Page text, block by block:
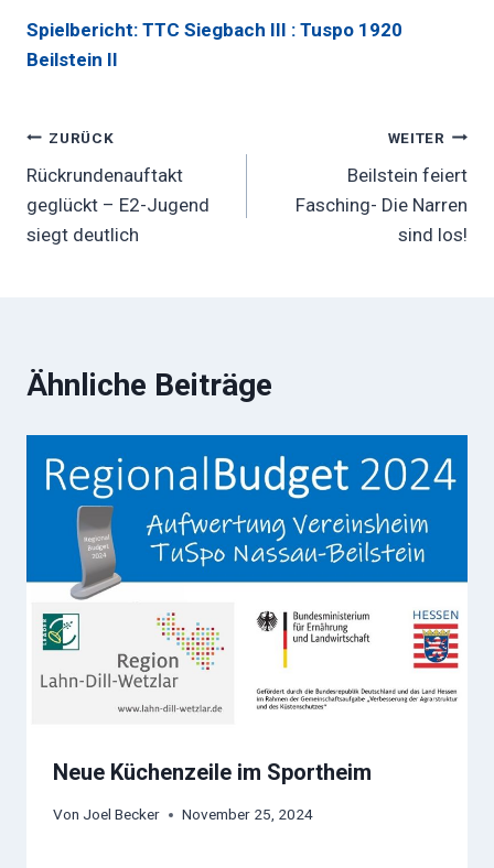
Spielbericht: TTC Siegbach III : Tuspo 1920
Beilstein II
Beitragsnavigation
ZURÜCK
Rückrundenauftakt
geglückt – E2-Jugend
siegt deutlich
WEITER
Beilstein feiert
Fasching- Die Narren
sind los!
Ähnliche Beiträge
Neue Küchenzeile im Sportheim
Von Joel Becker November 25, 2024